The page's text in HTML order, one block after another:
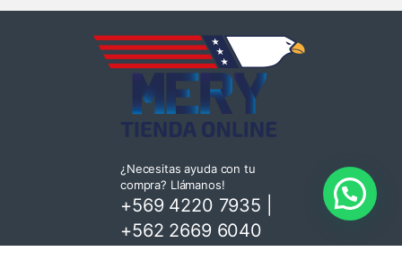
¿Necesitas ayuda con tu
compra? Llámanos!
+569 4220 7935
+562 2669 6040